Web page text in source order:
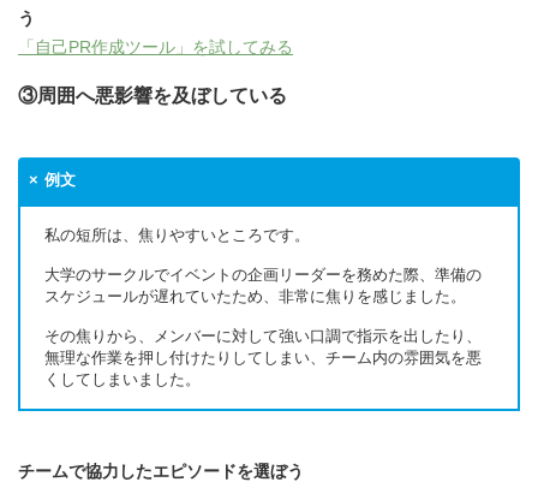
う
「自己PR作成ツール」を試してみる
③周囲へ悪影響を及ぼしている
例文
私の短所は、焦りやすいところです。
大学のサークルでイベントの企画リーダーを務めた際、準備の
スケジュールが遅れていたため、非常に焦りを感じました。
その焦りから、メンバーに対して強い口調で指示を出したり、
無理な作業を押し付けたりしてしまい、チーム内の雰囲気を悪
くしてしまいました。
チームで協力したエピソードを選ぼう